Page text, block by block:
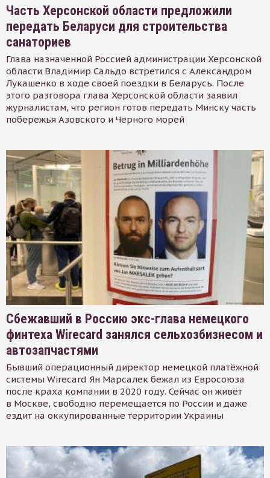
Часть Херсонской области предложили
передать Беларуси для строительства
санаториев
Глава назначенной Россией администрации Херсонской
области Владимир Сальдо встретился с Александром
Лукашенко в ходе своей поездки в Беларусь. После
этого разговора глава Херсонской области заявил
журналистам, что регион готов передать Минску часть
побережья Азовского и Черного морей
Сбежавший в Россию экс-глава немецкого
финтеха Wirecard занялся сельхозбизнесом и
автозапчастями
Бывший операционный директор немецкой платёжной
системы Wirecard Ян Марсалек бежал из Евросоюза
после краха компании в 2020 году. Сейчас он живёт
в Москве, свободно перемещается по России и даже
ездит на оккупированные территории Украины